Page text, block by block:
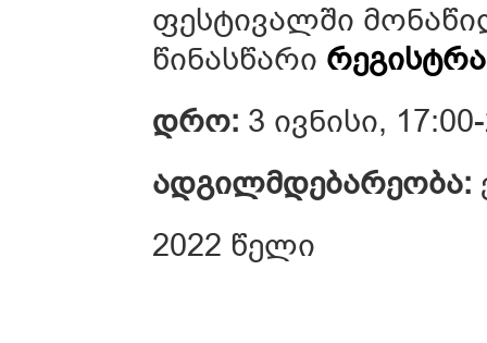
ფესტივალში
წინასწარი
დრო: 3 ივნისი,
ადგილმდებარეობა:
2022 წელი